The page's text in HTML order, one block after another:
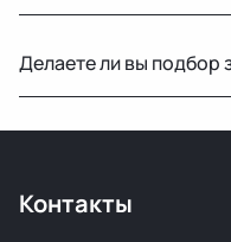
транспортными
только на продаже
Делаете ли вы подбор
Контакты